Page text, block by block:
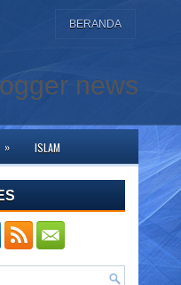
BERANDA
news
» ISLAM
ini. Bagi yang